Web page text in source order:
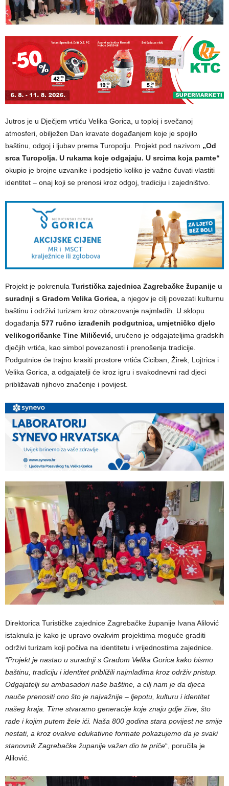
Jutros je u Dječjem vrtiću Velika Gorica, u toploj i svečanoj
atmosferi, obilježen Dan kravate događanjem koje je spojilo
baštinu, odgoj i ljubav prema Turopolju. Projekt pod nazivom „Od
srca Turopolja. U rukama koje odgajaju. U srcima koja pamte“
okupio je brojne uzvanike i podsjetio koliko je važno čuvati vlastiti
identitet – onaj koji se prenosi kroz odgoj, tradiciju i zajedništvo.
Projekt je pokrenula Turistička zajednica Zagrebačke županije u
suradnji s Gradom Velika Gorica, a njegov je cilj povezati kulturnu
baštinu i održivi turizam kroz obrazovanje najmlađih. U sklopu
događanja 577 ručno izrađenih podgutnica, umjetničko djelo
velikogoričanke Tine Miličević, uručeno je odgajateljima gradskih
dječjih vrtića, kao simbol povezanosti i prenošenja tradicije.
Podgutnice će trajno krasiti prostore vrtića Ciciban, Žirek, Lojtrica i
Velika Gorica, a odgajatelji će kroz igru i svakodnevni rad djeci
približavati njihovo značenje i povijest.
Direktorica Turističke zajednice Zagrebačke županije Ivana Alilović
istaknula je kako je upravo ovakvim projektima moguće graditi
održivi turizam koji počiva na identitetu i vrijednostima zajednice.
“Projekt je nastao u suradnji s Gradom Velika Gorica kako bismo
baštinu, tradiciju i identitet približili najmlađima kroz održiv pristup.
Odgajatelji su ambasadori naše baštine, a cilj nam je da djeca
nauče prenositi ono što je najvažnije – ljepotu, kulturu i identitet
našeg kraja. Time stvaramo generacije koje znaju gdje žive, što
rade i kojim putem žele ići. Naša 800 godina stara povijest ne smije
nestati, a kroz ovakve edukativne formate pokazujemo da je svaki
stanovnik Zagrebačke županije važan dio te priče“, poručila je
Alilović.